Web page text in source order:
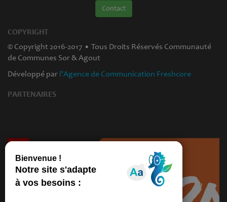
Contact
COPYRIGHT
© Copyright 2016-2017 • Tous Droits Réservés Communauté
de Communes Sor & Agout
Développé par l'Agence de Communication Freshcore
PARTENAIRES